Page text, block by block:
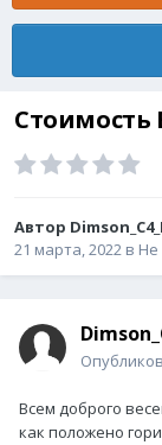
Стоимость
Автор
21 марта, 2022 в Не
Всем доброго
как положено